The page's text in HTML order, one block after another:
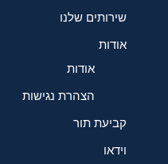
שירותים שלנו
אודות
אודות
הצהרת נגישות
קביעת תור
וידאו